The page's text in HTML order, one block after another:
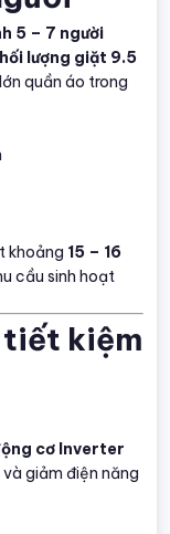
5 – 7 người
lượng giặt 9.5
quần áo trong
khoảng 15 – 16
cầu sinh hoạt
tiết kiệm
cơ Inverter
giảm điện năng